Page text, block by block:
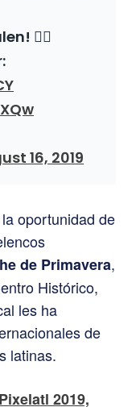
✌🏼
16, 2019
oportunidad de
de Primavera,
Histórico,
les ha
de
latinas.
2019,